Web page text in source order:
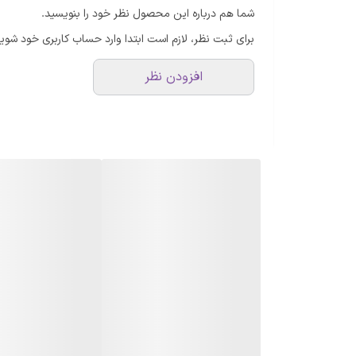
شما هم درباره این محصول نظر خود را بنویسید.
برای ثبت نظر، لازم است ابتدا وارد حساب کاربری خود
افزودن نظر